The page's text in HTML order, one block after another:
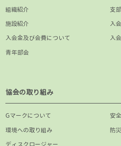
組織紹介
支
施設紹介
入
入会金及び会費について
入
青年部会
協会の取り組み
Gマークについて
安
環境への取り組み
防
ディスクロージャー